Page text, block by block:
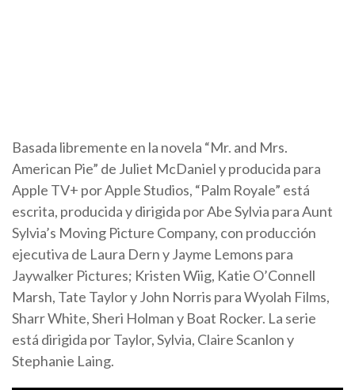
Basada libremente en la novela “Mr. and Mrs.
American Pie” de Juliet McDaniel y producida para
Apple TV+ por Apple Studios, “Palm Royale” está
escrita, producida y dirigida por Abe Sylvia para Aunt
Sylvia’s Moving Picture Company, con producción
ejecutiva de Laura Dern y Jayme Lemons para
Jaywalker Pictures; Kristen Wiig, Katie O’Connell
Marsh, Tate Taylor y John Norris para Wyolah Films,
Sharr White, Sheri Holman y Boat Rocker. La serie
está dirigida por Taylor, Sylvia, Claire Scanlon y
Stephanie Laing.